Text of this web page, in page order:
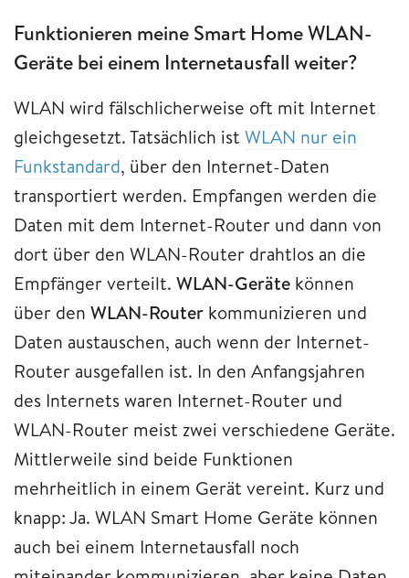
Funktionieren meine Smart Home WLAN-
Geräte bei einem Internetausfall weiter?
WLAN wird fälschlicherweise oft mit Internet
gleichgesetzt. Tatsächlich ist WLAN nur ein
Funkstandard, über den Internet-Daten
transportiert werden. Empfangen werden die
Daten mit dem Internet-Router und dann von
dort über den WLAN-Router drahtlos an die
Empfänger verteilt. WLAN-Geräte können
über den WLAN-Router kommunizieren und
Daten austauschen, auch wenn der Internet-
Router ausgefallen ist. In den Anfangsjahren
des Internets waren Internet-Router und
WLAN-Router meist zwei verschiedene Geräte.
Mittlerweile sind beide Funktionen
mehrheitlich in einem Gerät vereint. Kurz und
knapp: Ja. WLAN Smart Home Geräte können
auch bei einem Internetausfall noch